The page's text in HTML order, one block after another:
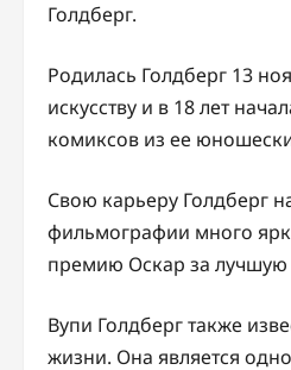
Голдберг.
Родилась Голдберг 13
искусству и в 18 лет
комиксов из ее
Свою карьеру Голдберг
фильмографии много
премию Оскар за лучшую
Вупи Голдберг также
жизни. Она является